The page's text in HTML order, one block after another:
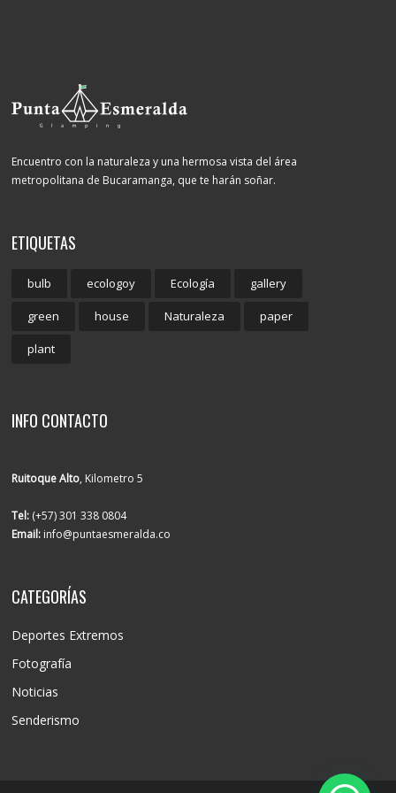
Encuentro con la naturaleza y una hermosa vista del área
metropolitana de Bucaramanga, que te harán soñar.
ETIQUETAS
bulb ecologoy Ecología gallery
green house Naturaleza paper
plant
INFO CONTACTO
Ruitoque Alto, Kilometro 5
Tel: (+57) 301 338 0804
Email: info@puntaesmeralda.co
CATEGORÍAS
Deportes Extremos
Fotografía
Noticias
Senderismo